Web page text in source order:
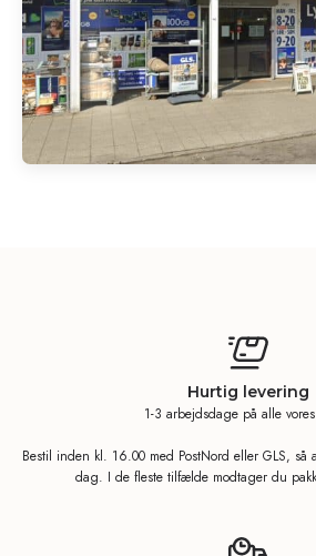
Hurtig levering
1-3 arbejdsdage på alle
Bestil inden kl. 16.00 med PostNord eller GLS, så
dag. I de fleste tilfælde modtager du